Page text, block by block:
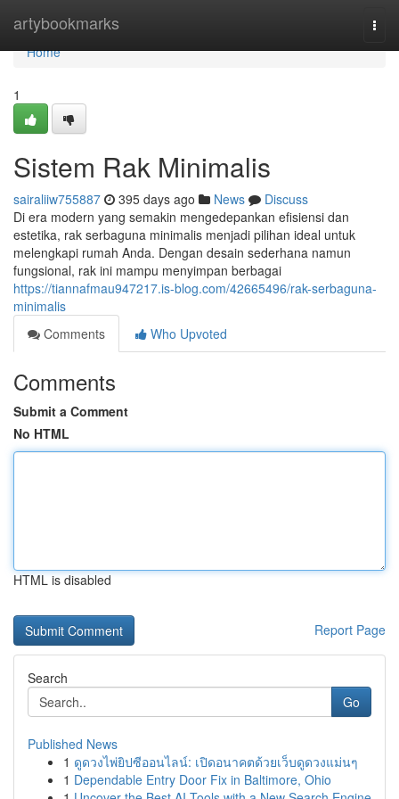
artybookmarks
Home
Home
1
Sistem Rak Minimalis
sairaliiw755887 395 days ago News
Discuss
Di era modern yang semakin mengedepankan efisiensi dan
estetika, rak serbaguna minimalis menjadi pilihan ideal untuk
melengkapi rumah Anda. Dengan desain sederhana namun
fungsional, rak ini mampu menyimpan berbagai
https://tiannafmau947217.is-blog.com/42665496/rak-serbaguna-
minimalis
Comments
Who Upvoted
Comments
Submit a Comment
No HTML
HTML is disabled
Report Page
Search
Go
Published News
1 ดูดวงไพ่ยิปซีออนไลน์: เปิดอนาคตด้วยเว็บดูดวงแม่นๆ
1 Dependable Entry Door Fix in Baltimore, Ohio